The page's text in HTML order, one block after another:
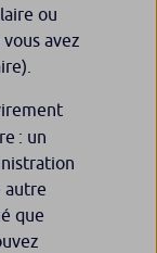
ou
avez
: un
autre
que